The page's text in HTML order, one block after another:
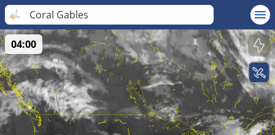
Coral Gables
04:00